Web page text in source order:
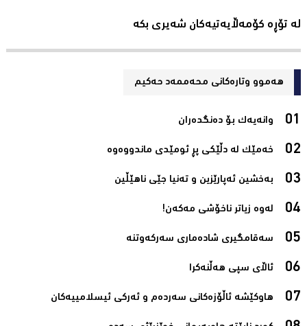
لە تۆڕە کۆمەڵایەتیەکان شەیری بکە
هەموو وتارەکانی محه‌ممه‌د حه‌كیم
وانەیەک بۆ دەنگدەران‌
خەمێک لە دڵێکی پڕ ئومێدی ماندووەوە‌
بەخشین ئەپارێزین و تەنیا جێی ناھێڵین‌
لەوە زیاتر ناخۆشی مەکەن!‌
سەقامگیری شادەماری سەرکەوتنە‌
ئاڵای سپی هەڵنەکرا‌
هاوکێشە ئاڵۆزەکانی سەردەم و ئەرکی ئیسلامیيەکان‌